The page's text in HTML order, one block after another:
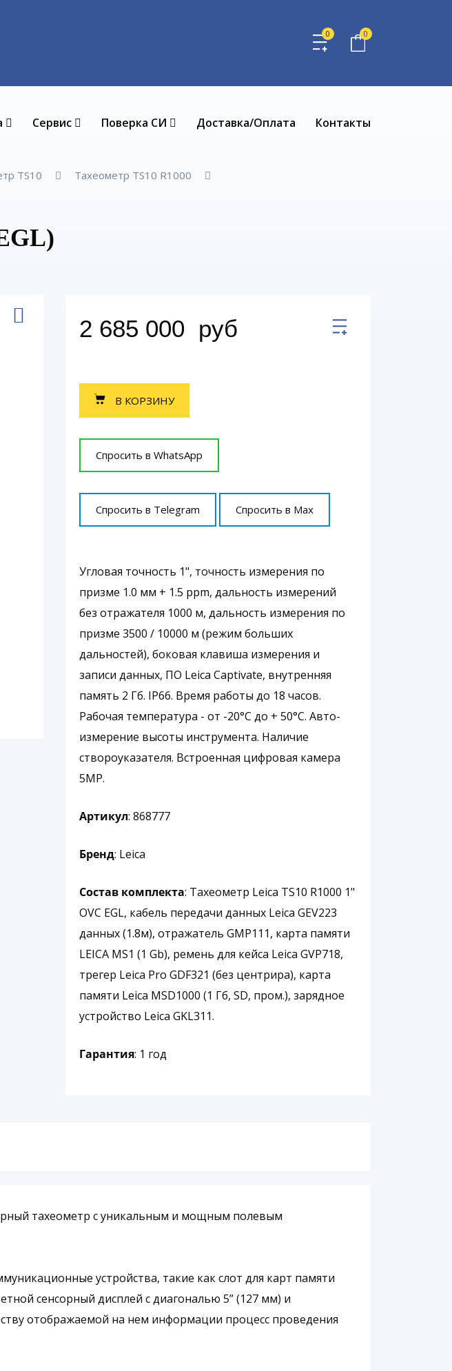
0 0
Сервис Поверка СИ Доставка/Оплата Контакты
TS10
Тахеометр TS10 R1000
2 685 000 руб
В КОРЗИНУ
Спросить в WhatsApp
Спросить в Telegram Спросить в Max
Угловая точность 1", точность измерения по
призме 1.0 мм + 1.5 ррm, дальность измерений
без отражателя 1000 м, дальность измерения по
призме 3500 / 10000 м (режим больших
дальностей), боковая клавиша измерения и
записи данных, ПО Leica Captivate, внутренняя
память 2 Гб. IP66. Время работы до 18 часов.
Рабочая температура - от -20°C до + 50°C. Авто-
измерение высоты инструмента. Наличие
створоуказателя. Встроенная цифровая камера
5MP.
Артикул: 868777
Бренд: Leica
Состав комплекта: Тахеометр Leica TS10 R1000 1"
OVC EGL, кабель передачи данных Leica GEV223
данных (1.8м), отражатель GMP111, карта памяти
LEICA MS1 (1 Gb), ремень для кейса Leica GVP718,
трегер Leica Pro GDF321 (без центрира), карта
памяти Leica MSD1000 (1 Гб, SD, пром.), зарядное
устройство Leica GKL311.
Гарантия: 1 год
тахеометр с уникальным и мощным полевым
устройства, такие как слот для карт памяти
сенсорный дисплей с диагональю 5” (127 мм) и
отображаемой на нем информации процесс проведения